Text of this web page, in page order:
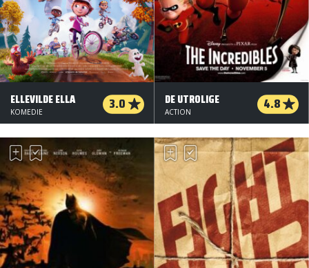
ELLEVILDE ELLA 3.0
KOMEDIE
DE UTROLIGE 4.8
ACTION